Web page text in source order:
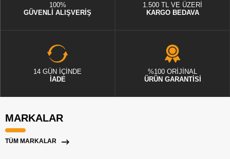
100%
GÜVENLİ ALIŞVERİŞ
1.500 TL VE ÜZERİ
KARGO BEDAVA
14 GÜN İÇİNDE
İADE
%100 ORİJİNAL
ÜRÜN GARANTİSİ
MARKALAR
TÜM MARKALAR